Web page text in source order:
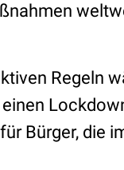
Regeln
Bürger, die